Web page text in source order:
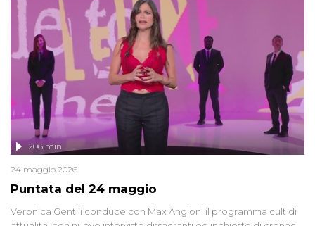
vicenda mettendo in fila testimonianze, errori, dettagli
controversi e i protagonisti di un'indagine che sembra non avere
fine.
Puntata del 24 maggio
206 min
24 maggio 2026
Veronica Gentili conduce con Max Angioni il programma cult di